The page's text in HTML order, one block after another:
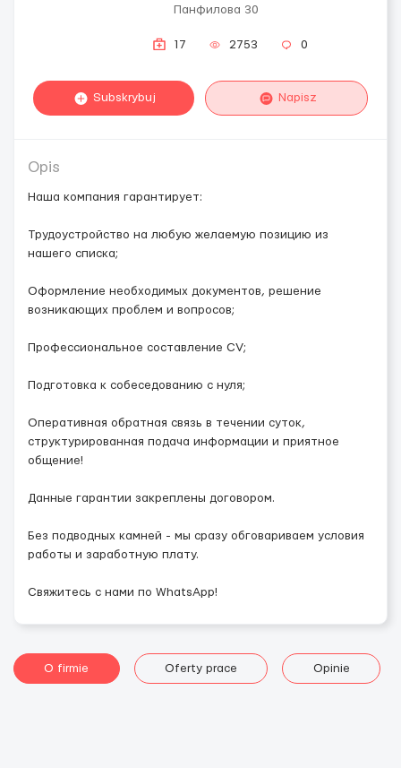
Панфилова 30
17 2753 0
Subskrybuj Napisz
Opis
Наша компания гарантирует:
Трудоустройство на любую желаемую позицию из
нашего списка;
Оформление необходимых документов, решение
возникающих проблем и вопросов;
Профессиональное составление CV;
Подготовка к собеседованию с нуля;
Оперативная обратная связь в течении суток,
структурированная подача информации и приятное
общение!
Данные гарантии закреплены договором.
Без подводных камней - мы сразу обговариваем условия
работы и заработную плату.
Свяжитесь с нами по WhatsApp!
O firmie Oferty prace Opinie